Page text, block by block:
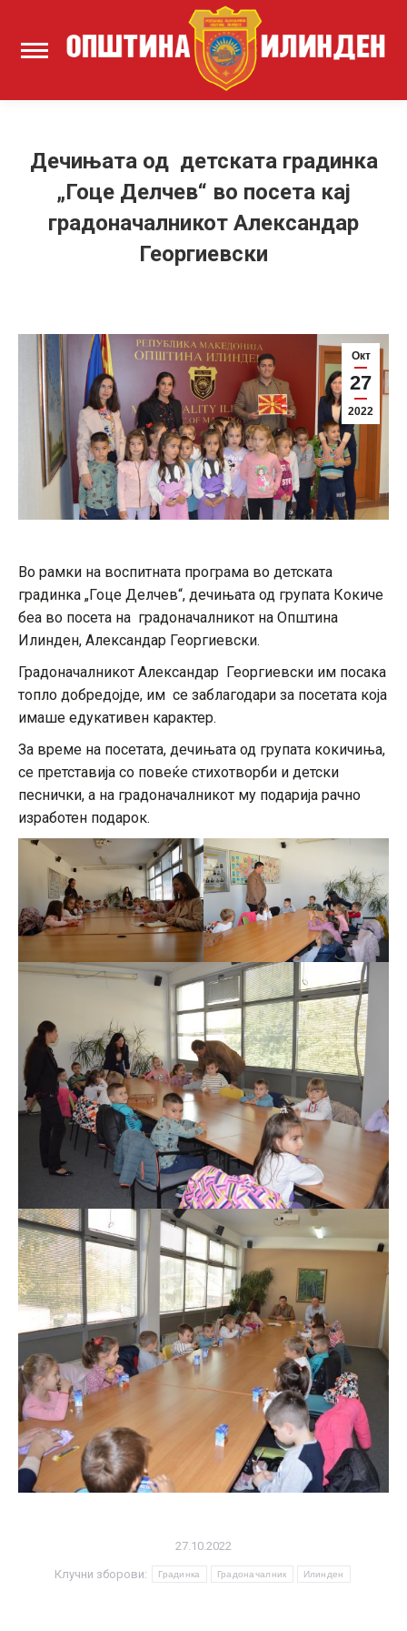
Дечињата од детската градинка
„Гоце Делчев“ во посета кај
градоначалникот Александар
Георгиевски
Окт
27
2022
Во рамки на воспитната програма во детската
градинка „Гоце Делчев“, дечињата од групата Кокиче
беа во посета на градоначалникот на Општина
Илинден, Александар Георгиевски.
Градоначалникот Александар Георгиевски им посака
топло добредојде, им се заблагодари за посетата која
имаше едукативен карактер.
За време на посетата, дечињата од групата кокичиња,
се претставија со повеќе стихотворби и детски
песнички, а на градоначалникот му подарија рачно
изработен подарок.
27.10.2022
Клучни зборови: Градинка Градоначалник Илинден